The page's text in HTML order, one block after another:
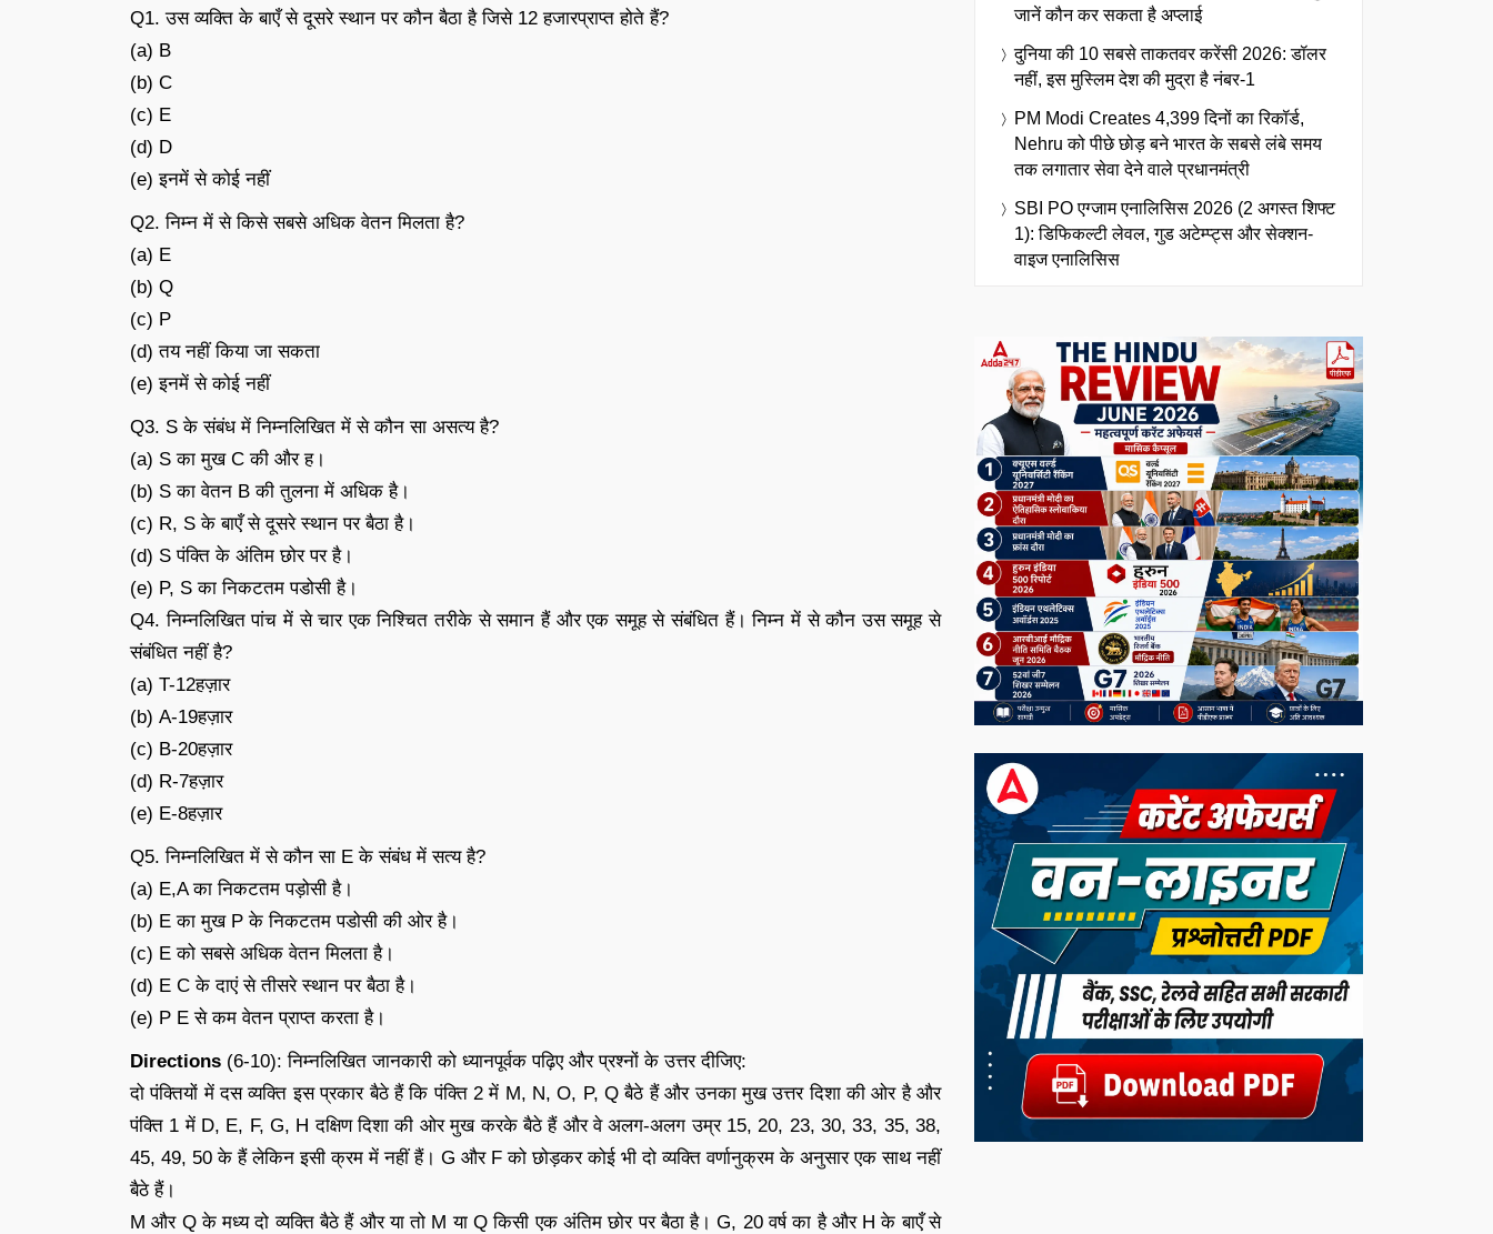
Q1. उस व्यक्ति के बाएँ से दूसरे स्थान पर कौन बैठा है जिसे 12 हजारप्राप्त होते हैं?
(a) B
(b) C
(c) E
(d) D
(e) इनमें से कोई नहीं
Q2. निम्न में से किसे सबसे अधिक वेतन मिलता है?
(a) E
(b) Q
(c) P
(d) तय नहीं किया जा सकता
(e) इनमें से कोई नहीं
Q3. S के संबंध में निम्नलिखित में से कौन सा असत्य है?
(a) S का मुख C की और ह।
(b) S का वेतन B की तुलना में अधिक है।
(c) R, S के बाएँ से दूसरे स्थान पर बैठा है।
(d) S पंक्ति के अंतिम छोर पर है।
(e) P, S का निकटतम पडोसी है।
Q4. निम्नलिखित पांच में से चार एक निश्चित तरीके से समान हैं और एक समूह से संबंधित हैं। निम्न में से कौन उस समूह से
संबंधित नहीं है?
(a) T-12हज़ार
(b) A-19हज़ार
(c) B-20हज़ार
(d) R-7हज़ार
(e) E-8हज़ार
Q5. निम्नलिखित में से कौन सा E के संबंध में सत्य है?
(a) E,A का निकटतम पड़ोसी है।
(b) E का मुख P के निकटतम पडोसी की ओर है।
(c) E को सबसे अधिक वेतन मिलता है।
(d) E C के दाएं से तीसरे स्थान पर बैठा है।
(e) P E से कम वेतन प्राप्त करता है।
Directions (6-10): निम्नलिखित जानकारी को ध्यानपूर्वक पढ़िए और प्रश्नों के उत्तर दीजिए:
दो पंक्तियों में दस व्यक्ति इस प्रकार बैठे हैं कि पंक्ति 2 में M, N, O, P, Q बैठे हैं और उनका मुख उत्तर दिशा की ओर है और
पंक्ति 1 में D, E, F, G, H दक्षिण दिशा की ओर मुख करके बैठे हैं और वे अलग-अलग उम्र 15, 20, 23, 30, 33, 35, 38,
45, 49, 50 के हैं लेकिन इसी क्रम में नहीं हैं। G और F को छोड़कर कोई भी दो व्यक्ति वर्णानुक्रम के अनुसार एक साथ नहीं
बैठे हैं।
M और Q के मध्य दो व्यक्ति बैठे हैं और या तो M या Q किसी एक अंतिम छोर पर बैठा है। G, 20 वर्ष का है और H के बाएँ से
जानें कौन कर सकता है अप्लाई
दुनिया की 10 सबसे ताकतवर करेंसी 2026: डॉलर
नहीं, इस मुस्लिम देश की मुद्रा है नंबर-1
PM Modi Creates 4,399 दिनों का रिकॉर्ड,
Nehru को पीछे छोड़ बने भारत के सबसे लंबे समय
तक लगातार सेवा देने वाले प्रधानमंत्री
SBI PO एग्जाम एनालिसिस 2026 (2 अगस्त शिफ्ट
1): डिफिकल्टी लेवल, गुड अटेम्प्ट्स और सेक्शन-
वाइज एनालिसिस